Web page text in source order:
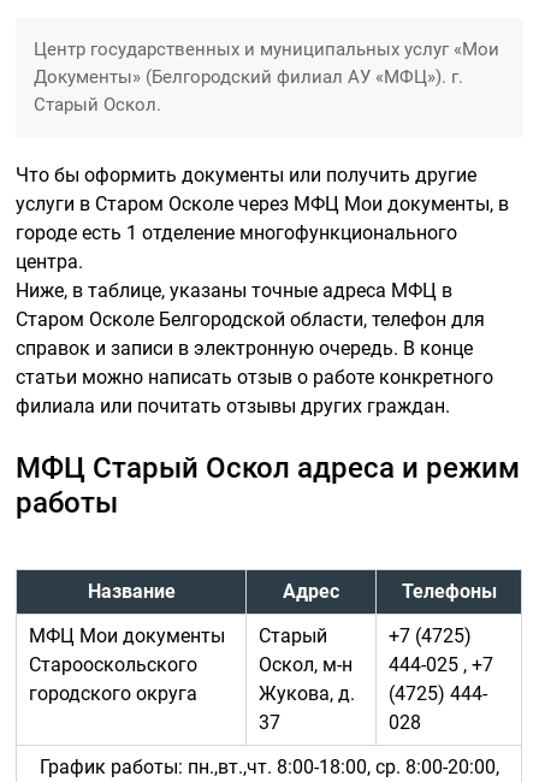
Центр государственных и муниципальных услуг «Мои
Документы» (Белгородский филиал АУ «МФЦ»). г.
Старый Оскол.
Что бы оформить документы или получить другие
услуги в Старом Осколе через МФЦ Мои документы, в
городе есть 1 отделение многофункционального
центра.
Ниже, в таблице, указаны точные адреса МФЦ в
Старом Осколе Белгородской области, телефон для
справок и записи в электронную очередь. В конце
статьи можно написать отзыв о работе конкретного
филиала или почитать отзывы других граждан.
МФЦ Старый Оскол адреса и режим
работы
Название Адрес
Телефоны
МФЦ Мои документы
Старооскольского
городского округа
Старый
Оскол, м-н
Жукова, д.
37
+7 (4725)
444-025 , +7
(4725) 444-
028
График работы: пн.,вт.,чт. 8:00-18:00, ср. 8:00-20:00,